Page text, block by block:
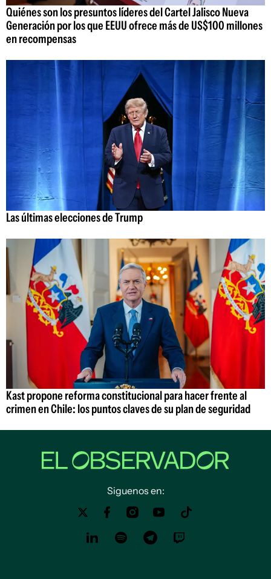
Quiénes son los presuntos líderes del Cartel Jalisco Nueva
Generación por los que EEUU ofrece más de US$100 millones
en recompensas
Las últimas elecciones de Trump
Kast propone reforma constitucional para hacer frente al
crimen en Chile: los puntos claves de su plan de seguridad
Siguenos en: